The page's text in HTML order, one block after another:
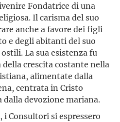
Fondatrice di una
Il carisma del suo
anche a favore dei figli
e degli abitanti del suo
La sua esistenza fu
della crescita costante nella
alimentate dalla
centrata in Cristo
devozione mariana.
Consultori si espressero